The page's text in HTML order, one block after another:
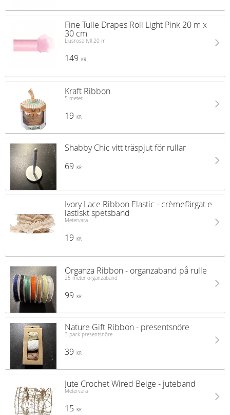
Fine Tulle Drapes Roll Light Pink 20 m x
30 cm
Ljusrosa tyll 20 m
149 KR
Kraft Ribbon
5 meter
19 KR
Shabby Chic vitt träspjut för rullar
69
KR
Ivory Lace Ribbon Elastic - crèmefärgat e
lastiskt spetsband
Metervara
19 KR
Organza Ribbon - organzaband på rulle
25 meter organzaband
99 KR
Nature Gift Ribbon - presentsnöre
3-pack presentsnöre
39 KR
Jute Crochet Wired Beige - juteband
Metervara
15 KR